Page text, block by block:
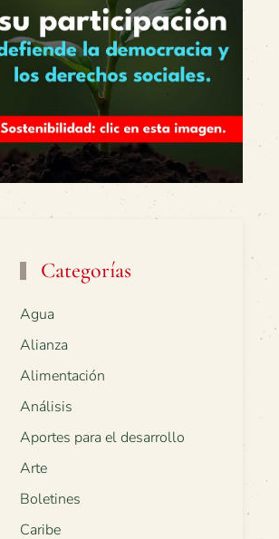
Categorías
Agua
Alianza
Alimentación
Análisis
Aportes para el desarrollo
Arte
Boletines
Caribe